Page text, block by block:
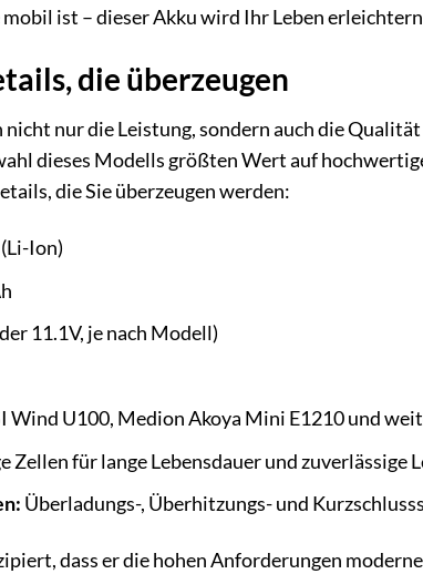
mobil ist – dieser Akku wird Ihr Leben
die überzeugen
nicht nur die Leistung, sondern auch die
dieses Modells größten Wert auf
die Sie überzeugen werden:
Ion)
11.1V, je nach Modell)
Wind U100, Medion Akoya Mini E1210 und
Zellen für lange Lebensdauer und zuverlässige
Überladungs-, Überhitzungs- und
dass er die hohen Anforderungen